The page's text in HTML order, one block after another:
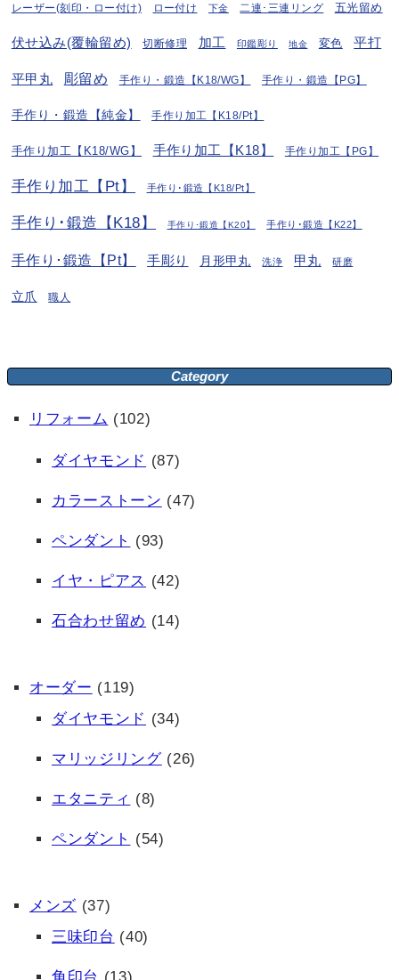
レーザー(刻印・ロー付け) ロー付け 下金 二連･三連リング 五光留め
伏せ込み(覆輪留め) 切断修理 加工 印鑑彫り 地金 変色 平打
平甲丸 彫留め 手作り・鍛造【K18/WG】 手作り・鍛造【PG】
手作り・鍛造【純金】 手作り加工【K18/Pt】
手作り加工【K18/WG】 手作り加工【K18】 手作り加工【PG】
手作り加工【Pt】 手作り･鍛造【K18/Pt】
手作り･鍛造【K18】 手作り･鍛造【K20】 手作り･鍛造【K22】
手作り･鍛造【Pt】 手彫り 月形甲丸 洗浄 甲丸 研磨
立爪 職人
Category
リフォーム (102)
ダイヤモンド (87)
カラーストーン (47)
ペンダント (93)
イヤ・ピアス (42)
石合わせ留め (14)
オーダー (119)
ダイヤモンド (34)
マリッジリング(26)
エタニティ (8)
ペンダント (54)
メンズ (37)
三味印台 (40)